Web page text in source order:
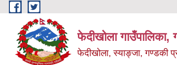
Skip to main content
फेदीखोला गाउँपालिका,
फेदीखोला, स्याङ्जा, गण्डकी